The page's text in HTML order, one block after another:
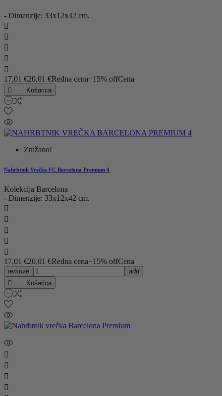
- Dimenzije: 33x12x42 cm.





17,01 €20,01 €Redna cena−15% offCena
 Košarica
Znižano!
Nahrbtnik Vrečka FC Barcelona Premium 4
Kolekcija Barcelona
- Dimenzije: 33x12x42 cm.





17,01 €20,01 €Redna cena−15% offCena
remove
add

Košarica



